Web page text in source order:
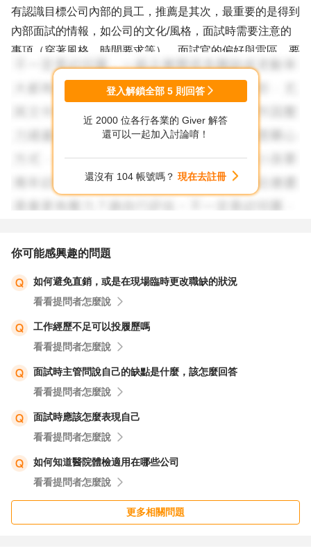
有認識目標公司內部的員工，推薦是其次，最重要的是得到
內部面試的情報，如公司的文化/風格，面試時需要注意的
事項（穿著風格，時間要求等），面試官的偏好與雷區，要
如何回答比較妥當，之前未錄取的真實原因，已經有內定
嗎，公司實際所需求能力和人才條件等等，如果還有面試機
登入解鎖全部 5 則回答
近 2000 位各行各業的 Giver 解答
還可以一起加入討論唷！
還沒有 104 帳號嗎？ 現在去註冊
你可能感興趣的問題
如何避免直銷，或是在現場臨時更改職缺的狀況
看看提問者怎麼說
工作經歷不足可以投履歷嗎
看看提問者怎麼說
面試時主管問說自己的缺點是什麼，該怎麼回答
看看提問者怎麼說
面試時應該怎麼表現自己
看看提問者怎麼說
如何知道醫院體檢適用在哪些公司
看看提問者怎麼說
更多相關問題